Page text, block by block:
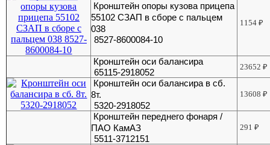
Кронштейн опоры кузова прицепа
55102 СЗАП в сборе с пальцем
038
8527-8600084-10
1154₽
Кронштейн оси балансира
65115-2918052
23652₽
Кронштейн оси балансира в сб.
8т.
5320-2918052
13608₽
Кронштейн переднего фонаря /
ПАО КамАЗ
5511-3712151
291₽